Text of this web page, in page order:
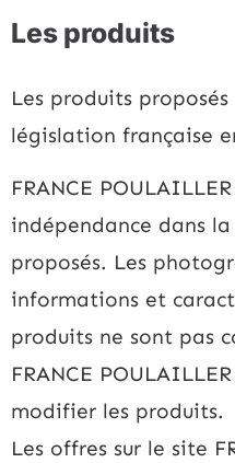
Les produits
Les produits
législation française
FRANCE
indépendance dans
proposés. Les
informations et
produits ne sont pas
FRANCE
modifier les produits.
Les offres sur le site